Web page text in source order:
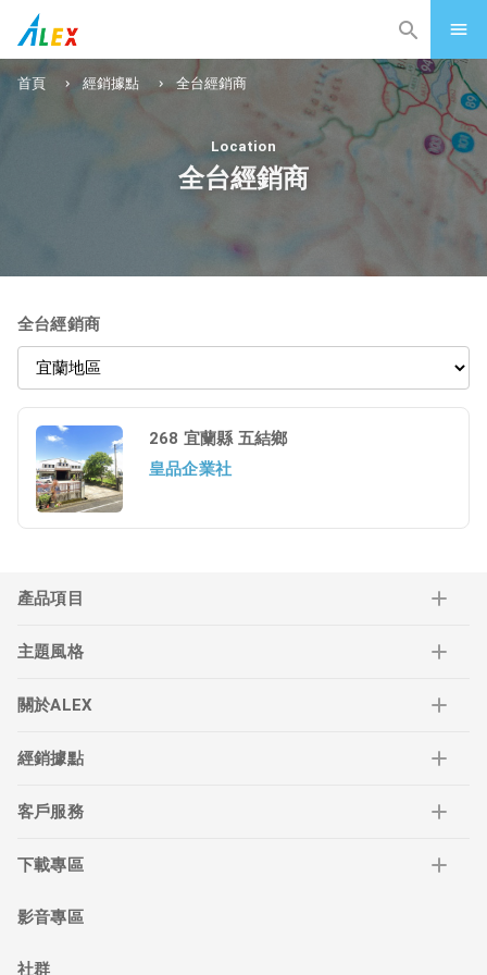
首頁 經銷據點 全台經銷商
Location
全台經銷商
全台經銷商
268 宜蘭縣 五結鄉
皇品企業社
產品項目
主題風格
關於ALEX
經銷據點
客戶服務
下載專區
影音專區
社群